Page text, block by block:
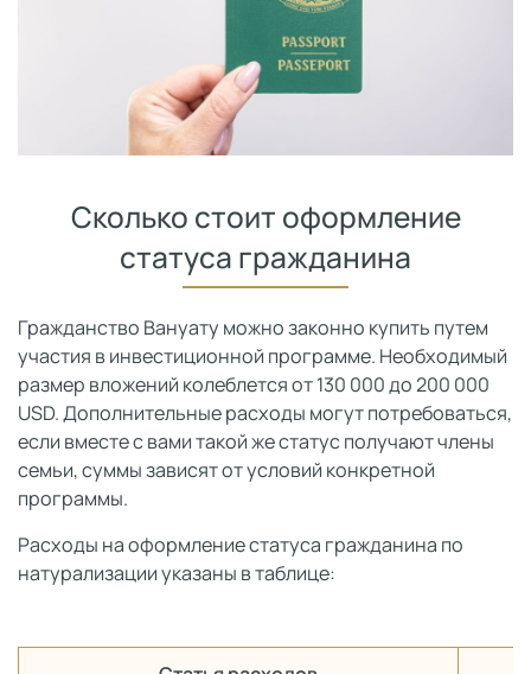
Сколько стоит оформление
статуса гражданина
Гражданство Вануату можно законно купить путем
участия в инвестиционной программе. Необходимый
размер вложений колеблется от 130 000 до 200 000
USD. Дополнительные расходы могут потребоваться,
если вместе с вами такой же статус получают члены
семьи, суммы зависят от условий конкретной
программы.
Расходы на оформление статуса гражданина по
натурализации указаны в таблице: